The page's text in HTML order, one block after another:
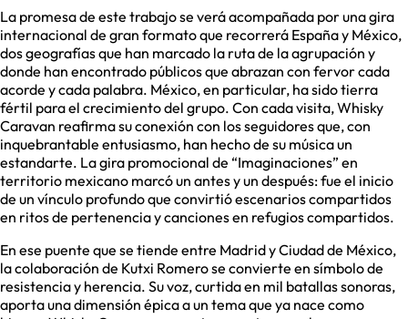
La promesa de este trabajo se verá acompañada por una gira
internacional de gran formato que recorrerá España y México,
dos geografías que han marcado la ruta de la agrupación y
donde han encontrado públicos que abrazan con fervor cada
acorde y cada palabra. México, en particular, ha sido tierra
fértil para el crecimiento del grupo. Con cada visita, Whisky
Caravan reafirma su conexión con los seguidores que, con
inquebrantable entusiasmo, han hecho de su música un
estandarte. La gira promocional de “Imaginaciones” en
territorio mexicano marcó un antes y un después: fue el inicio
de un vínculo profundo que convirtió escenarios compartidos
en ritos de pertenencia y canciones en refugios compartidos.
En ese puente que se tiende entre Madrid y Ciudad de México,
la colaboración de Kutxi Romero se convierte en símbolo de
resistencia y herencia. Su voz, curtida en mil batallas sonoras,
aporta una dimensión épica a un tema que ya nace como